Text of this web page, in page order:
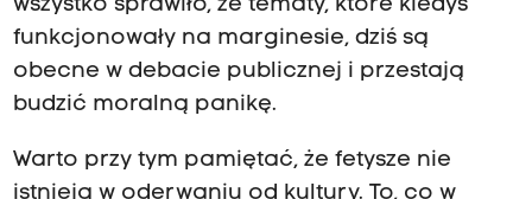
wszystko sprawiło, że tematy, które kiedyś
funkcjonowały na marginesie, dziś są
obecne w debacie publicznej i przestają
budzić moralną panikę.
Warto przy tym pamiętać, że fetysze nie
istnieją w oderwaniu od kultury. To, co w